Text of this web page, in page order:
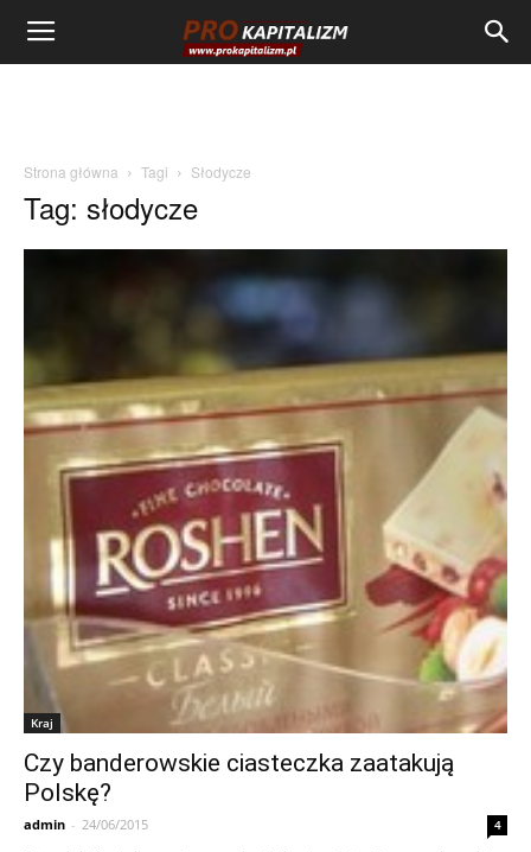
Strona główna Tagi Słodycze
Tag: słodycze
Kraj
Czy banderowskie ciasteczka zaatakują
Polskę?
admin - 24/06/2015 4